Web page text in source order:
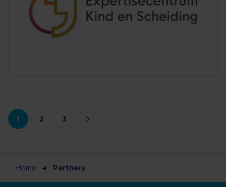
1 2 3
Home Partners